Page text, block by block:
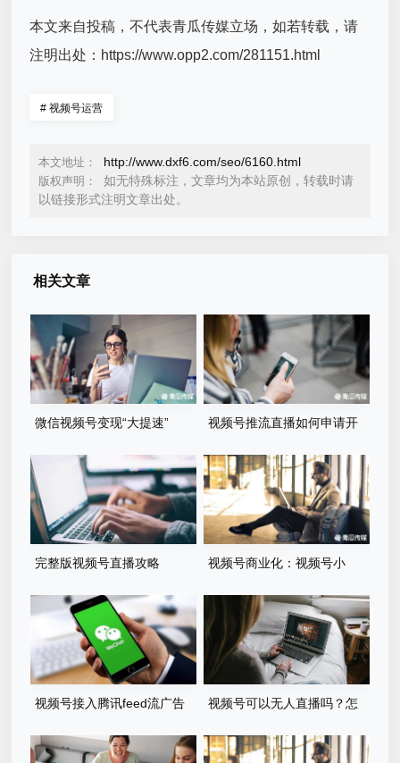
本文来自投稿，不代表青瓜传媒立场，如若转载，请
注明出处：https://www.opp2.com/281151.html
# 视频号运营
本文地址： http://www.dxf6.com/seo/6160.html
版权声明：
如无特殊标注，文章均为本站原创，转载时请
以链接形式注明文章出处。
相关文章
微信视频号变现“大提速”
视频号推流直播如何申请开
通？
完整版视频号直播攻略
视频号商业化：视频号小
店，原生feeds广告
视频号接入腾讯feed流广告
视频号可以无人直播吗？怎
么做？